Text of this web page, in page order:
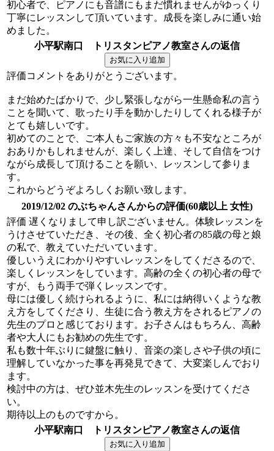
初心者で、ピアノにも音譜にもまだ慣れませんがゆっくり
丁寧にレッスンして頂いています。成長を楽しみに通い始
めました。
小平駅南口 トリスタンピアノ教室さんの返信
評価コメントをありがとうございます。
まだ始めたばかりで、少し緊張しながら一生懸命私の言う
ことを聞いて、歌ったり手を動かしたりしてくれる様子が
とても嬉しいです。
初めてのことで、ご本人もご家族の方々も不安なところが
おありかもしれませんが、楽しく上達、そして自信をつけ
ながら成長して頂けることを願い、レッスンして参りま
す。
これからどうぞよろしくお願い致します。
2019/12/02 のぶちゃんさんからの評価(60歳以上 女性)
評価 遅くなりまして申し訳ございません。体験レッスンを
うけさせていただき、その後、全く初心者の85歳の母と娘
の私で、教えていただいています。
優しいうえにわかりやすいレッスンをしてくださるので、
楽しくレッスンをしています。高齢の全くの初心者の母で
すが、もう両手で弾くレッスンです。
母には優しく続けられるように、私には納得いくような教
え方をしてくださり、生徒に合う教え方をされるピアノの
先生のプロと感じております。お子さんはもちろん、高齢
者や大人にもお勧めの先生です。
私も数十年ぶりに鍵盤に触り、音楽の楽しさや子供の頃に
理解していなかった事を再発見できて、大変楽しんでおり
ます。
検討中の方は、ぜひ並木先生のレッスンを受けてくださ
い。
期待以上のものですから。
小平駅南口 トリスタンピアノ教室さんの返信